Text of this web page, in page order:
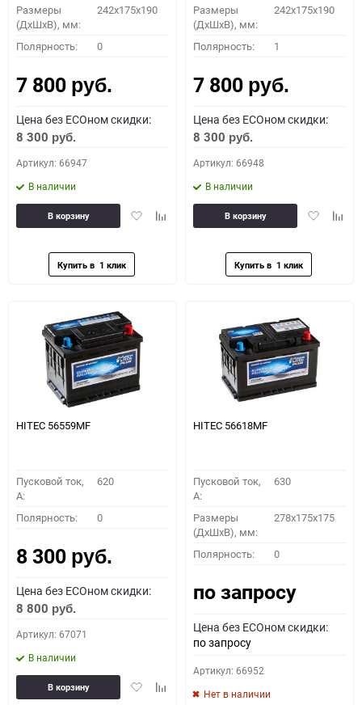
Размеры
(ДхШхВ), мм:
242x175x190
Полярность: 0
7 800 руб.
Цена без ECOном скидки:
8 300 руб.
Артикул: 66947
В наличии
ДобавитьДобавить
В корзину
Размеры
(ДхШхВ), мм:
242x175x190
Полярность: 1
7 800 руб.
Цена без ECOном скидки:
8 300 руб.
Артикул: 66948
В наличии
Добавить
В корзину
HITEC 56559MF
Пусковой ток,
A:
620
Полярность: 0
8 300 руб.
Цена без ECOном скидки:
8 800 руб.
Артикул: 67071
В наличии
ДобавитьДобавить
В корзину
HITEC 56618MF
Пусковой ток,
A:
630
Размеры
(ДхШхВ), мм:
278x175x175
Полярность: 0
по запросу
Цена без ECOном скидки:
по запросу
Артикул: 66952
Нет в наличии